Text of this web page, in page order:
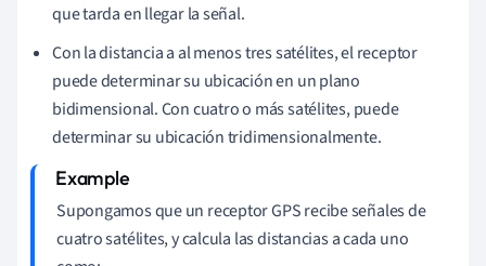
que tarda en llegar la señal.
Con la distancia a al menos tres satélites, el receptor
puede determinar su ubicación en un plano
bidimensional. Con cuatro o más satélites, puede
determinar su ubicación tridimensionalmente.
Supongamos que un receptor GPS recibe señales de
cuatro satélites, y calcula las distancias a cada uno